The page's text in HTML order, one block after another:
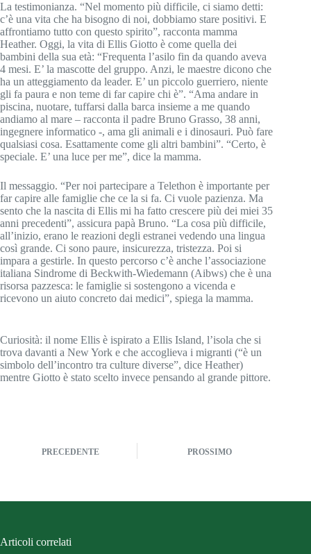
La testimonianza. “Nel momento più difficile, ci siamo detti:
c’è una vita che ha bisogno di noi, dobbiamo stare positivi. E
affrontiamo tutto con questo spirito”, racconta mamma
Heather. Oggi, la vita di Ellis Giotto è come quella dei
bambini della sua età: “Frequenta l’asilo fin da quando aveva
4 mesi. E’ la mascotte del gruppo. Anzi, le maestre dicono che
ha un atteggiamento da leader. E’ un piccolo guerriero, niente
gli fa paura e non teme di far capire chi è”. “Ama andare in
piscina, nuotare, tuffarsi dalla barca insieme a me quando
andiamo al mare – racconta il padre Bruno Grasso, 38 anni,
ingegnere informatico -, ama gli animali e i dinosauri. Può fare
qualsiasi cosa. Esattamente come gli altri bambini”. “Certo, è
speciale. E’ una luce per me”, dice la mamma.
Il messaggio. “Per noi partecipare a Telethon è importante per
far capire alle famiglie che ce la si fa. Ci vuole pazienza. Ma
sento che la nascita di Ellis mi ha fatto crescere più dei miei 35
anni precedenti”, assicura papà Bruno. “La cosa più difficile,
all’inizio, erano le reazioni degli estranei vedendo una lingua
così grande. Ci sono paure, insicurezza, tristezza. Poi si
impara a gestirle. In questo percorso c’è anche l’associazione
italiana Sindrome di Beckwith-Wiedemann (Aibws) che è una
risorsa pazzesca: le famiglie si sostengono a vicenda e
ricevono un aiuto concreto dai medici”, spiega la mamma.
Curiosità: il nome Ellis è ispirato a Ellis Island, l’isola che si
trova davanti a New York e che accoglieva i migranti (“è un
simbolo dell’incontro tra culture diverse”, dice Heather)
mentre Giotto è stato scelto invece pensando al grande pittore.
PRECEDENTE PROSSIMO
Articoli correlati